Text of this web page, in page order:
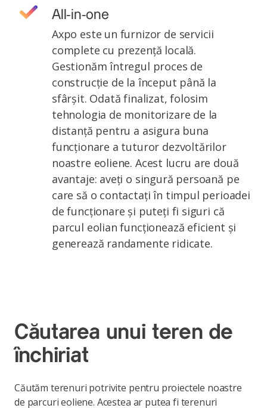
All-in-one
Axpo este un furnizor de servicii
complete cu prezență locală.
Gestionăm întregul proces de
construcție de la început până la
sfârșit. Odată finalizat, folosim
tehnologia de monitorizare de la
distanță pentru a asigura buna
funcționare a tuturor dezvoltărilor
noastre eoliene. Acest lucru are două
avantaje: aveți o singură persoană pe
care să o contactați în timpul perioadei
de funcționare și puteți fi siguri că
parcul eolian funcționează eficient și
generează randamente ridicate.
Căutarea unui teren de
închiriat
Căutăm terenuri potrivite pentru proiectele noastre
de parcuri eoliene. Acestea ar putea fi terenuri